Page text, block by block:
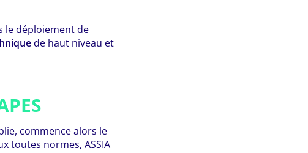
le déploiement de
de haut niveau et
commence alors le
toutes normes, ASSIA